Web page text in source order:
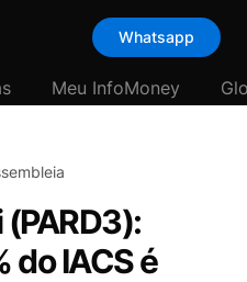
Whatsapp
Meu InfoMoney
do IACS é